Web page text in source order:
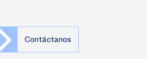
Contáctanos